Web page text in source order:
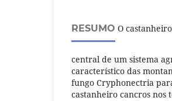
RESUMO O
central de um sistema
característico das
fungo Cryphonectria
castanheiro cancros nos